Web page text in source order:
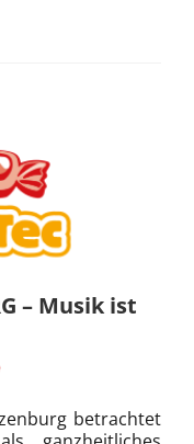
– Musik ist
betrachtet